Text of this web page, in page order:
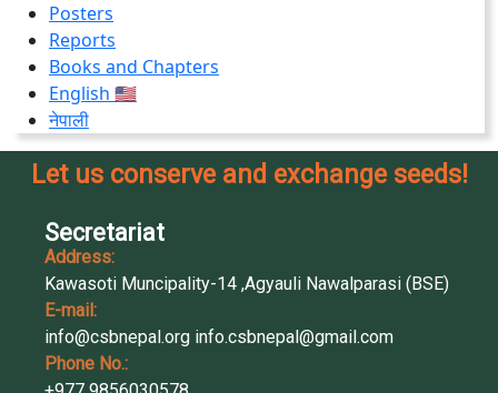
Posters
Reports
Books and Chapters
English 🇺🇸
नेपाली
Let us conserve and exchange seeds!
Secretariat
Address:
Kawasoti Muncipality-14 ,Agyauli Nawalparasi (BSE)
E-mail:
info@csbnepal.org info.csbnepal@gmail.com
Phone No.: